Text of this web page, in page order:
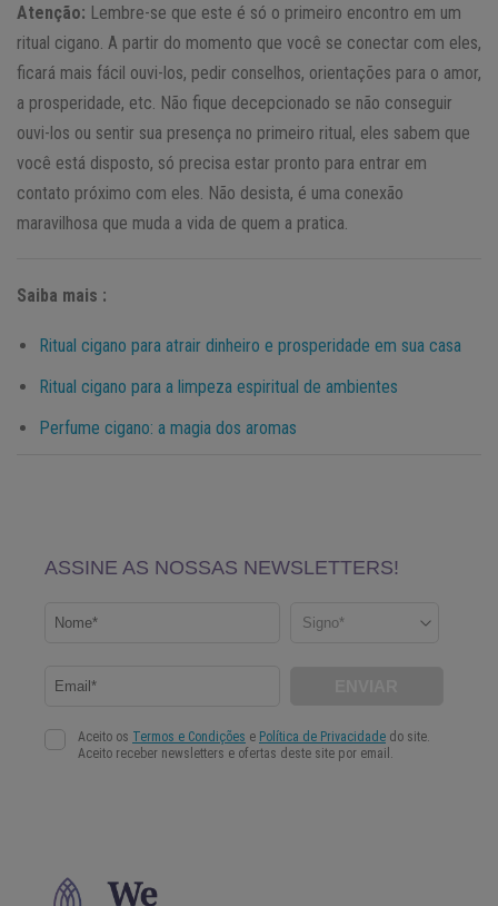
Atenção: Lembre-se que este é só o primeiro encontro em um
ritual cigano. A partir do momento que você se conectar com eles,
ficará mais fácil ouvi-los, pedir conselhos, orientações para o amor,
a prosperidade, etc. Não fique decepcionado se não conseguir
ouvi-los ou sentir sua presença no primeiro ritual, eles sabem que
você está disposto, só precisa estar pronto para entrar em
contato próximo com eles. Não desista, é uma conexão
maravilhosa que muda a vida de quem a pratica.
Saiba mais :
Ritual cigano para atrair dinheiro e prosperidade em sua casa
Ritual cigano para a limpeza espiritual de ambientes
Perfume cigano: a magia dos aromas